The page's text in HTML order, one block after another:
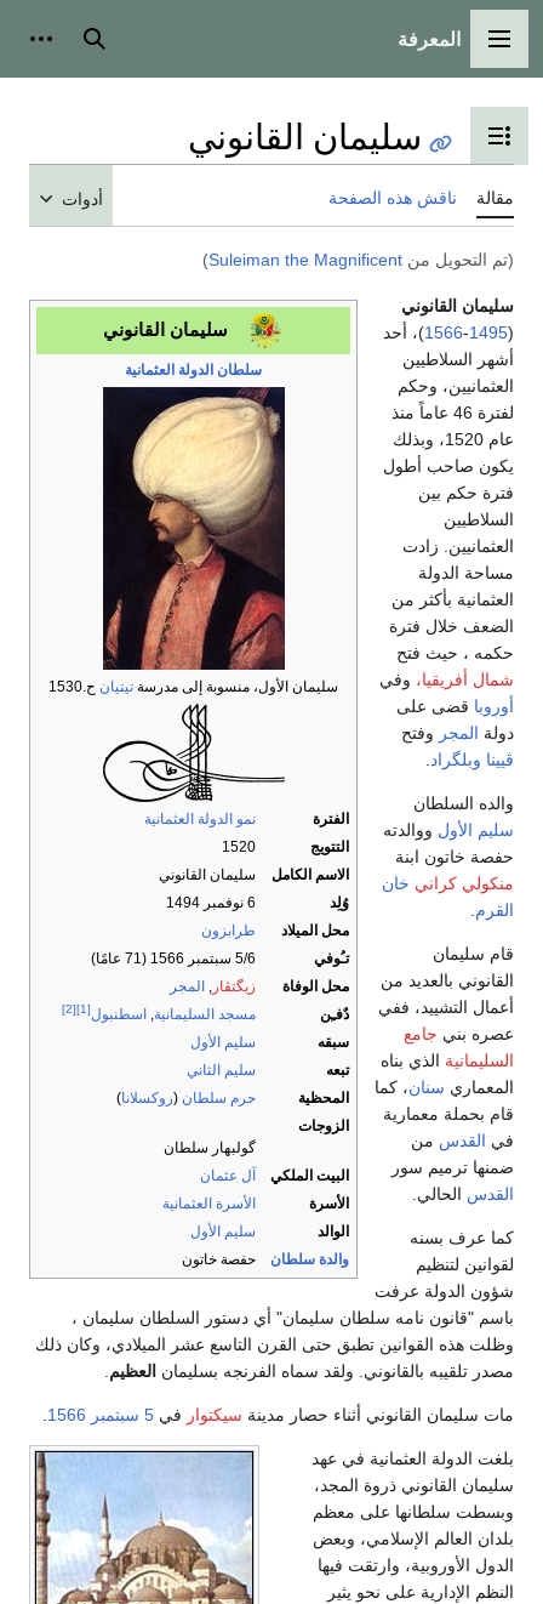
القائمة الرئيسية
المعرفة بحث
تبديل عرض جدول المحتويات
سليمان القانوني
مقالة ناقش هذه الصفحة أدوات
(تم التحويل من Suleiman the Magnificent
)
سليمان القانوني
سلطان الدولة العثمانية
سليمان الأول، منسوبة إلى مدرسة تيتيان ح.1530
الفترة
نمو الدولة العثمانية
التتويج
1520
الاسم الكامل
سليمان القانوني
وُلِد
6 نوفمبر 1494
محل الميلاد
طرابزون
تـُوفي
5/6 سبتمبر 1566 (71 عامًا)
محل الوفاة
زيگتڤار , المجر
دٌفـِن
مسجد السليمانية, اسطنبول[1]
[2]
سبقه
سليم الأول
تبعه
سليم الثاني
المحظية
حرم سلطان (روكسلانا)
الزوجات
گولبهار سلطان
البيت الملكي
آل عثمان
الأسرة
الأسرة العثمانية
الوالد
سليم الأول
والدة سلطان
حفصة خاتون
سليمان القانوني
(
1495
-
1566)، أحد
أشهر السلاطيين
العثمانيين، وحكم
لفترة 46 عاماً منذ
عام 1520، وبذلك
يكون صاحب أطول
فترة حكم بين
السلاطيين
العثمانيين. زادت
مساحة الدولة
العثمانية بأكثر من
الضعف خلال فترة
حكمه ، حيث فتح
شمال أفريقيا، وفي
أوروبا قضى على
دولة المجر وفتح
ڤيينا وبلگراد
والده السلطان
سليم الأول ووالدته
حفصة خاتون ابنة
منكولي كراني خان
القرم
قام سليمان
القانوني بالعديد من
أعمال التشييد، ففي
عصره بني جامع
السليمانية الذي بناه
المعماري سنان، كما
قام بحملة معمارية
في القدس من
ضمنها ترميم سور
القدس الحالي.
كما عرف بسنه
لقوانين لتنظيم
شؤون الدولة عرفت
باسم "قانون نامه سلطان سليمان" أي دستور السلطان سليمان ،
وظلت هذه القوانين تطبق حتى القرن التاسع عشر الميلادي، وكان ذلك
مصدر تلقيبه بالقانوني. ولقد سماه الفرنجه بسليمان العظيم
مات سليمان القانوني أثناء حصار مدينة سيكتوار في 5 سبتمبر 1566
بلغت الدولة العثمانية في عهد
سليمان القانوني ذروة المجد،
وبسطت سلطانها على معظم
بلدان العالم الإسلامي، وبعض
الدول الأوروبية، وارتقت فيها
النظم الإدارية على نحو يثير